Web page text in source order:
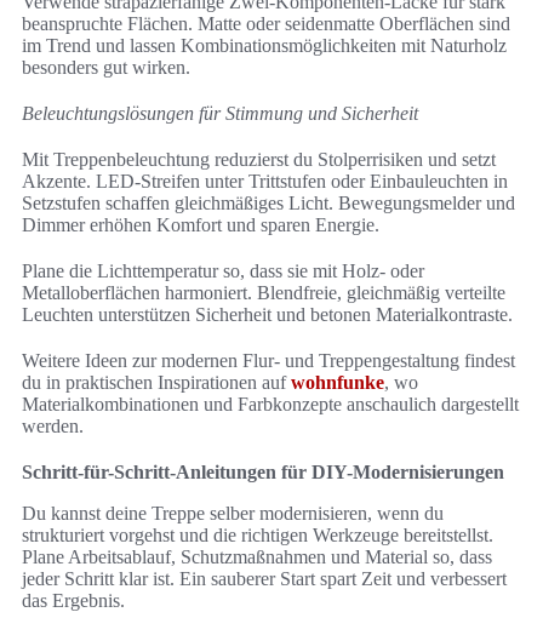
beanspruchte Flächen. Matte oder seidenmatte Oberflächen sind
im Trend und lassen Kombinationsmöglichkeiten mit Naturholz
besonders gut wirken.
Beleuchtungslösungen für Stimmung und Sicherheit
Mit Treppenbeleuchtung reduzierst du Stolperrisiken und setzt
Akzente. LED-Streifen unter Trittstufen oder Einbauleuchten in
Setzstufen schaffen gleichmäßiges Licht. Bewegungsmelder und
Dimmer erhöhen Komfort und sparen Energie.
Plane die Lichttemperatur so, dass sie mit Holz- oder
Metalloberflächen harmoniert. Blendfreie, gleichmäßig verteilte
Leuchten unterstützen Sicherheit und betonen Materialkontraste.
Weitere Ideen zur modernen Flur- und Treppengestaltung findest
du in praktischen Inspirationen aufwohnfunke, wo
Materialkombinationen und Farbkonzepte anschaulich dargestellt
werden.
Schritt-für-Schritt-Anleitungen für DIY-Modernisierungen
Du kannst deine Treppe selber modernisieren, wenn du
strukturiert vorgehst und die richtigen Werkzeuge bereitstellst.
Plane Arbeitsablauf, Schutzmaßnahmen und Material so, dass
jeder Schritt klar ist. Ein sauberer Start spart Zeit und verbessert
das Ergebnis.